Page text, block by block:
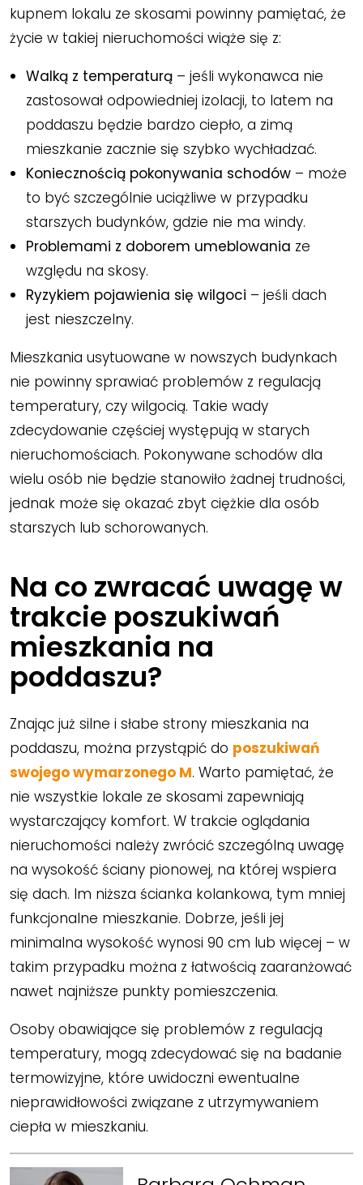
kupnem lokalu ze skosami powinny pamiętać, że
życie w takiej nieruchomości wiąże się z:
Walką z temperaturą – jeśli wykonawca nie
zastosował odpowiedniej izolacji, to latem na
poddaszu będzie bardzo ciepło, a zimą
mieszkanie zacznie się szybko wychładzać.
Koniecznością pokonywania schodów – może
to być szczególnie uciążliwe w przypadku
starszych budynków, gdzie nie ma windy.
Problemami z doborem umeblowania ze
względu na skosy.
Ryzykiem pojawienia się wilgoci – jeśli dach
jest nieszczelny.
Mieszkania usytuowane w nowszych budynkach
nie powinny sprawiać problemów z regulacją
temperatury, czy wilgocią. Takie wady
zdecydowanie częściej występują w starych
nieruchomościach. Pokonywane schodów dla
wielu osób nie będzie stanowiło żadnej trudności,
jednak może się okazać zbyt ciężkie dla osób
starszych lub schorowanych.
Na co zwracać uwagę w
trakcie poszukiwań
mieszkania na
poddaszu?
Znając już silne i słabe strony mieszkania na
poddaszu, można przystąpić do poszukiwań
swojego wymarzonego M. Warto pamiętać, że
nie wszystkie lokale ze skosami zapewniają
wystarczający komfort. W trakcie oglądania
nieruchomości należy zwrócić szczególną uwagę
na wysokość ściany pionowej, na której wspiera
się dach. Im niższa ścianka kolankowa, tym mniej
funkcjonalne mieszkanie. Dobrze, jeśli jej
minimalna wysokość wynosi 90 cm lub więcej – w
takim przypadku można z łatwością zaaranżować
nawet najniższe punkty pomieszczenia.
Osoby obawiające się problemów z regulacją
temperatury, mogą zdecydować się na badanie
termowizyjne, które uwidoczni ewentualne
nieprawidłowości związane z utrzymywaniem
ciepła w mieszkaniu.